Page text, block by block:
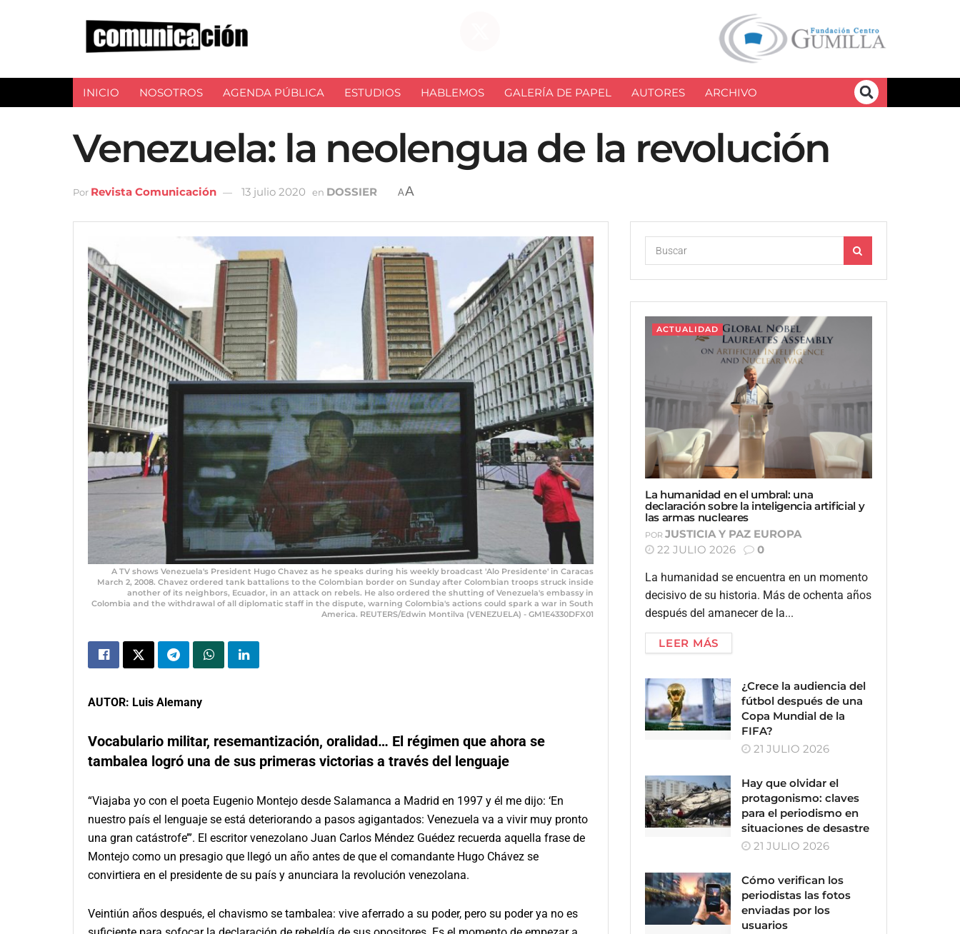
INICIO NOSOTROS AGENDA PÚBLICA ESTUDIOS HABLEMOS GALERÍA DE PAPEL AUTORES ARCHIVO
Venezuela: la neolengua de la revolución
Por Revista Comunicación 13 julio 2020 en DOSSIER AA
A TV shows Venezuela's President Hugo Chavez as he speaks during his weekly broadcast 'Alo Presidente' in Caracas
March 2, 2008. Chavez ordered tank battalions to the Colombian border on Sunday after Colombian troops struck inside
another of its neighbors, Ecuador, in an attack on rebels. He also ordered the shutting of Venezuela's embassy in
Colombia and the withdrawal of all diplomatic staff in the dispute, warning Colombia's actions could spark a war in South
America. REUTERS/Edwin Montilva (VENEZUELA) - GM1E4330DFX01
AUTOR: Luis Alemany
Vocabulario militar, resemantización, oralidad… El régimen que ahora se
tambalea logró una de sus primeras victorias a través del lenguaje
“Viajaba yo con el poeta Eugenio Montejo desde Salamanca a Madrid en 1997 y él me dijo: ‘En
nuestro país el lenguaje se está deteriorando a pasos agigantados: Venezuela va a vivir muy pronto
una gran catástrofe’”. El escritor venezolano Juan Carlos Méndez Guédez recuerda aquella frase de
Montejo como un presagio que llegó un año antes de que el comandante Hugo Chávez se
convirtiera en el presidente de su país y anunciara la revolución venezolana.
Veintiún años después, el chavismo se tambalea: vive aferrado a su poder, pero su poder ya no es
ACTUALIDAD
La humanidad en el umbral: una
declaración sobre la inteligencia artificial y
las armas nucleares
POR JUSTICIA Y PAZ EUROPA
22 JULIO 2026
0
La humanidad se encuentra en un momento
decisivo de su historia. Más de ochenta años
después del amanecer de la...
LEER MÁS
¿Crece la audiencia del
fútbol después de una
Copa Mundial de la
FIFA?
21 JULIO 2026
Hay que olvidar el
protagonismo: claves
para el periodismo en
situaciones de desastre
21 JULIO 2026
Cómo verifican los
periodistas las fotos
enviadas por los
usuarios